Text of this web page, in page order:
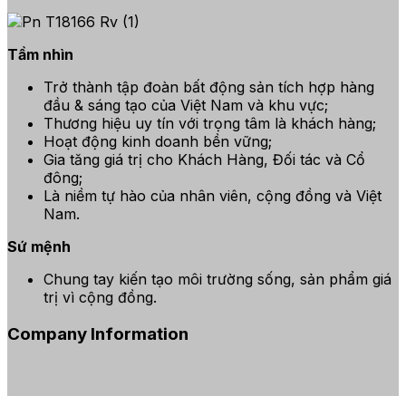
Tầm nhìn
Trở thành tập đoàn bất động sản tích hợp hàng
đầu & sáng tạo của Việt Nam và khu vực;
Thương hiệu uy tín với trọng tâm là khách hàng;
Hoạt động kinh doanh bền vững;
Gia tăng giá trị cho Khách Hàng, Đối tác và Cổ
đông;
Là niềm tự hào của nhân viên, cộng đồng và Việt
Nam.
Sứ mệnh
Chung tay kiến tạo môi trường sống, sản phẩm giá
trị vì cộng đồng.
Company Information